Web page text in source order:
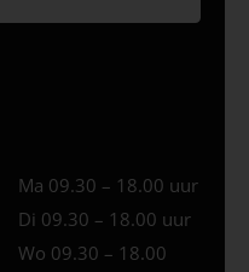
Ma 09.30 – 18.00 uur
Di 09.30 – 18.00 uur
Wo 09.30 – 18.00